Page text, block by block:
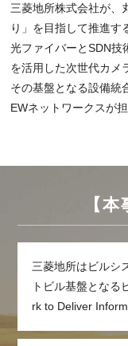
三菱地所株式会社が、
り」を目指して推進す
光ファイバーとSDN技
を活用した次世代カメ
その基盤となる設備統
EWネットワークスが担
【
三菱地所はビルシ
トビル基盤となる
rk to Deliver